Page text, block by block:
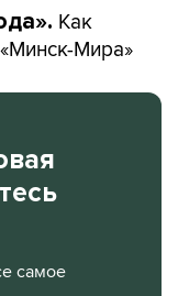
Как
Мира»
самое